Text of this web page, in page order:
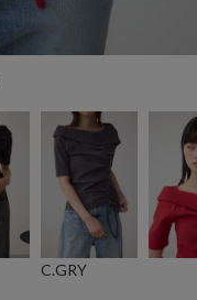
C.GRY